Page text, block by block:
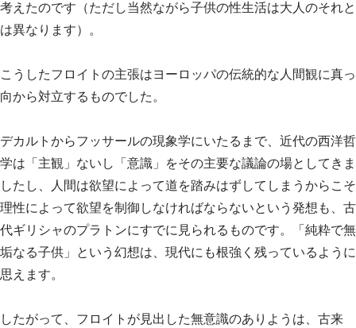
考えたのです（ただし当然ながら子供の性生活は大人のそれと
は異なります）。
こうしたフロイトの主張はヨーロッパの伝統的な人間観に真っ
向から対立するものでした。
デカルトからフッサールの現象学にいたるまで、近代の西洋哲
学は「主観」ないし「意識」をその主要な議論の場としてきま
したし、人間は欲望によって道を踏みはずしてしまうからこそ
理性によって欲望を制御しなければならないという発想も、古
代ギリシャのプラトンにすでに見られるものです。「純粋で無
垢なる子供」という幻想は、現代にも根強く残っているように
思えます。
したがって、フロイトが見出した無意識のありようは、古来